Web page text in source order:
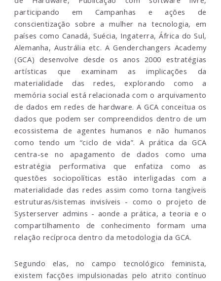
participando em Campanhas e ações de
conscientização sobre a mulher na tecnologia, em
países como Canadá, Suécia, Ingaterra, África do Sul,
Alemanha, Austrália etc. A Genderchangers Academy
(GCA) desenvolve desde os anos 2000 estratégias
artísticas que examinam as implicações da
materialidade das redes, explorando como a
memória social está relacionada com o arquivamento
de dados em redes de hardware. A GCA conceitua os
dados que podem ser compreendidos dentro de um
ecossistema de agentes humanos e não humanos
como tendo um “ciclo de vida”. A prática da GCA
centra-se no apagamento de dados como uma
estratégia performativa que enfatiza como as
questões sociopolíticas estão interligadas com a
materialidade das redes assim como torna tangíveis
estruturas/sistemas invisíveis - como o projeto de
Systerserver admins - aonde a prática, a teoria e o
compartilhamento de conhecimento formam uma
relação recíproca dentro da metodologia da GCA.
Segundo elas, no campo tecnológico feminista,
existem facções impulsionadas pelo atrito contínuo